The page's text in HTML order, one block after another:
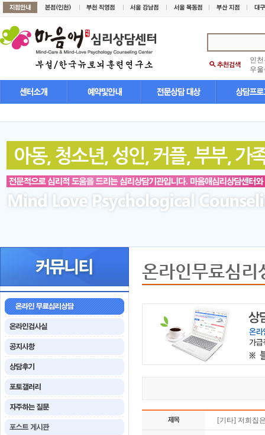
인
우
온라인무료심리
[기타] 저희집